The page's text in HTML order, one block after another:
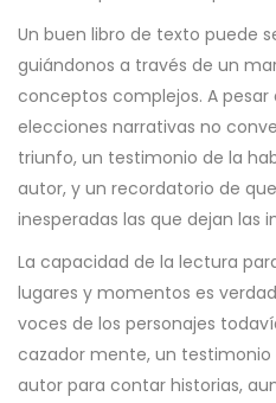
Un buen libro de texto puede
guiándonos a través de un
conceptos complejos. A pesar
elecciones narrativas no
triunfo, un testimonio de la
autor, y un recordatorio de
inesperadas las que dejan las
La capacidad de la lectura
lugares y momentos es
voces de los personajes
cazador mente, un testimonio
autor para contar historias,